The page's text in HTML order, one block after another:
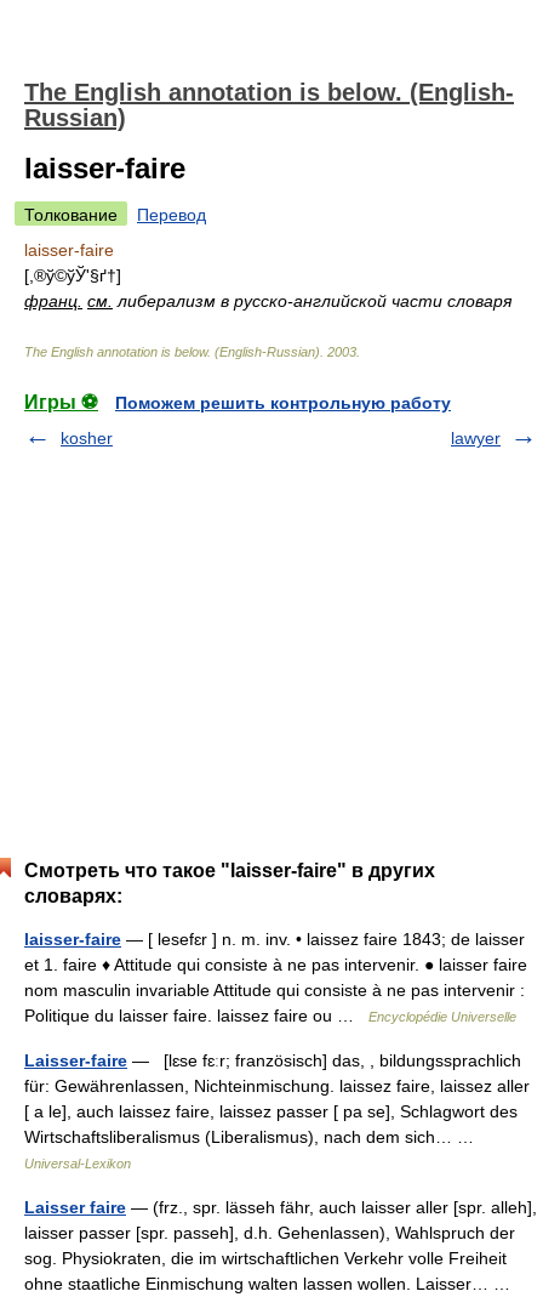
The English annotation is below. (English-
Russian)
laisser-faire
Толкование
Перевод
laisser-faire
[,®ў©ўЎ'§ґ†]
франц. см. либерализм в русско-английской части словаря
The English annotation is below. (English-Russian) 2003
Игры ⚽
Поможем решить контрольную работу
kosher
lawyer
Смотреть что такое "laisser-faire" в других
словарях:
laisser-faire — [ lesefɛr ] n. m. inv. • laissez faire 1843; de laisser
et 1. faire ♦ Attitude qui consiste à ne pas intervenir. ● laisser faire
nom masculin invariable Attitude qui consiste à ne pas intervenir :
Politique du laisser faire. laissez faire ou …
Encyclopédie Universelle
Laisser-faire — [lɛse fɛːr; französisch] das, , bildungssprachlich
für: Gewährenlassen, Nichteinmischung. laissez faire, laissez aller
[ a le], auch laissez faire, laissez passer [ pa se], Schlagwort des
Wirtschaftsliberalismus (Liberalismus), nach dem sich… …
Universal-Lexikon
Laisser faire — (frz., spr. lässeh fähr, auch laisser aller [spr. alleh],
laisser passer [spr. passeh], d.h. Gehenlassen), Wahlspruch der
sog. Physiokraten, die im wirtschaftlichen Verkehr volle Freiheit
ohne staatliche Einmischung walten lassen wollen. Laisser… …